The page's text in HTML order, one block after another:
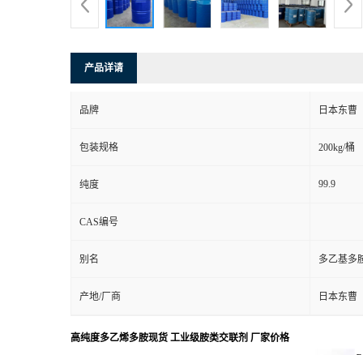
产品详请
品牌 日本东曹
包装规格 200kg/桶
纯度 99.9
CAS编号
别名 多乙基多
产地/厂商 日本东曹
高纯度多乙烯多胺现货 工业级胺类交联剂 厂家价格